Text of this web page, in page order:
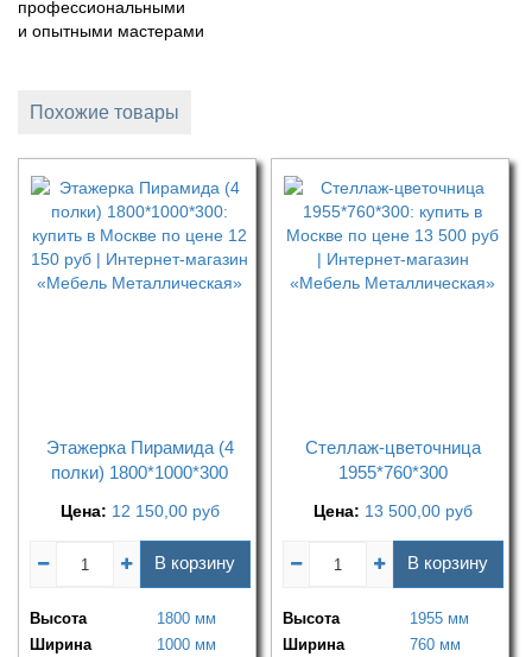
профессиональными
и опытными мастерами
Похожие товары
Этажерка Пирамида (4
полки) 1800*1000*300
Цена: 12 150,00 руб
В корзину
Высота
1800 мм
Ширина
1000 мм
Стеллаж-цветочница
1955*760*300
Цена: 13 500,00 руб
В корзину
Высота
1955 мм
Ширина
760 мм